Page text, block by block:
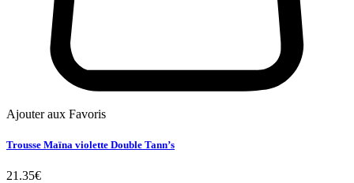
Ajouter aux Favoris
Trousse Maïna violette Double Tann’s
21.35€